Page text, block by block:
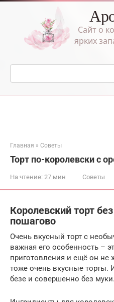
Перейти
Сайт о
ярких
Поиск:
Главная » Советы
Торт по-королевски с
На чтение: 27 мин Советы
Королевский торт
пошагово
Очень вкусный торт с
важная его особенность –
приготовления и ещё он не
тоже очень вкусные торты.
безе и совершенно без муки.